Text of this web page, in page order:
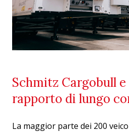
Schmitz Cargobull
rapporto di lungo
La maggior parte dei 200